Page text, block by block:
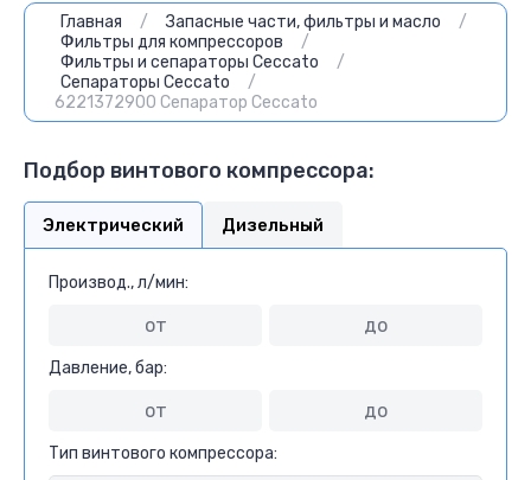
Главная / Запасные части, фильтры и масло
/
Фильтры для компрессоров
/
Фильтры и сепараторы Ceccato
/
Сепараторы Ceccato
/
6221372900 Сепаратор Ceccato
Подбор винтового компрессора:
Электрический Дизельный
Производ., л/мин:
Давление, бар:
Тип винтового компрессора: